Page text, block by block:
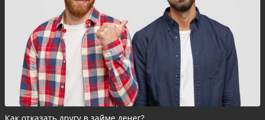
Как отказать другу в займе денег?